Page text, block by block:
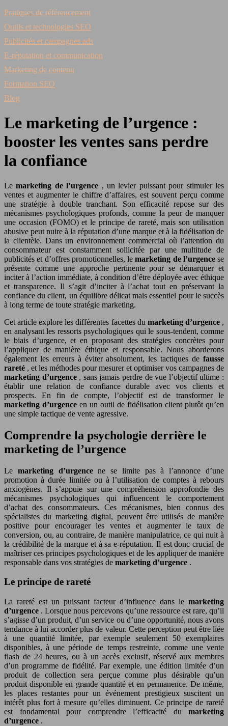
Pratiques de référencement
Outils et technologies SEO
Publicités et campagnes ads
E-réputation et communication
Marketing de contenu
Formation SEO
Blog
Le marketing de l’urgence :
booster les ventes sans perdre
la confiance
Lemarketing de l’urgence , un levier puissant pour stimuler les
ventes et augmenter le chiffre d’affaires, est souvent perçu comme
une stratégie à double tranchant. Son efficacité repose sur des
mécanismes psychologiques profonds, comme la peur de manquer
une occasion (FOMO) et le principe de rareté, mais son utilisation
abusive peut nuire à la réputation d’une marque et à la fidélisation de
la clientèle. Dans un environnement commercial où l’attention du
consommateur est constamment sollicitée par une multitude de
publicités et d’offres promotionnelles, lemarketing de l’urgence se
présente comme une approche pertinente pour se démarquer et
inciter à l’action immédiate, à condition d’être déployée avec éthique
et transparence. Il s’agit d’inciter à l’achat tout en préservant la
confiance du client, un équilibre délicat mais essentiel pour le succès
à long terme de toute stratégie marketing.
Cet article explore les différentes facettes du marketing d’urgence ,
en analysant les ressorts psychologiques qui le sous-tendent, comme
le biais d’urgence, et en proposant des stratégies concrètes pour
l’appliquer de manière éthique et responsable. Nous aborderons
également les erreurs à éviter absolument, les tactiques de fausse
rareté , et les méthodes pour mesurer et optimiser vos campagnes de
marketing d’urgence , sans jamais perdre de vue l’objectif ultime :
établir une relation de confiance durable avec vos clients et
prospects. En fin de compte, l’objectif est de transformer le
marketing d’urgence en un outil de fidélisation client plutôt qu’en
une simple tactique de vente agressive.
Comprendre la psychologie derrière le
marketing de l’urgence
Le marketing d’urgencene se limite pas à l’annonce d’une
promotion à durée limitée ou à l’utilisation de comptes à rebours
anxiogènes. Il s’appuie sur une compréhension approfondie des
mécanismes psychologiques qui influencent le comportement
d’achat des consommateurs. Ces mécanismes, bien connus des
spécialistes du marketing digital, peuvent être utilisés de manière
positive pour encourager les ventes et augmenter le taux de
conversion, ou, au contraire, de manière manipulatrice, ce qui nuit à
la crédibilité de la marque et à sa e-réputation. Il est donc crucial de
maîtriser ces principes psychologiques et de les appliquer de manière
responsable dans vos stratégies de marketing d’urgence .
Le principe de rareté
La rareté est un puissant facteur d’influence dans le marketing
d’urgence . Lorsque nous percevons qu’une ressource est rare, qu’il
s’agisse d’un produit, d’un service ou d’une opportunité, nous avons
tendance à lui accorder plus de valeur. Cette perception peut être liée
à une quantité limitée, par exemple seulement 50 exemplaires
disponibles, à une période de temps restreinte, comme une vente
flash de 24 heures, ou à un accès exclusif, réservé aux membres
d’un programme de fidélité. Par exemple, une édition limitée d’un
produit de collection sera perçue comme plus désirable qu’un
produit disponible en grande quantité et en permanence. De même,
les places restantes pour un événement prestigieux suscitent un
intérêt plus fort à mesure qu’elles diminuent. Ce principe de rareté
est fondamental pour comprendre l’efficacité du marketing
d’urgence .